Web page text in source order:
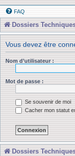
FAQ
Dossiers
Vous devez être
Nom d’utilisateur :
Mot de passe :
Se souvenir de moi
Cacher mon statut
Dossiers